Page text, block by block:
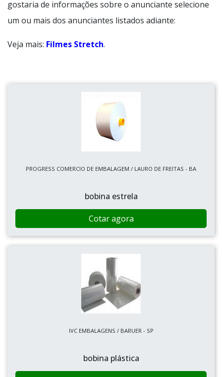
gostaria de informações sobre o anunciante selecione
um ou mais dos anunciantes listados adiante:
Veja mais: Filmes Stretch.
PROGRESS COMERCIO DE EMBALAGEM / LAURO DE FREITAS - BA
bobina estrela
Cotar agora
IVC EMBALAGENS / BARUER - SP
bobina plástica